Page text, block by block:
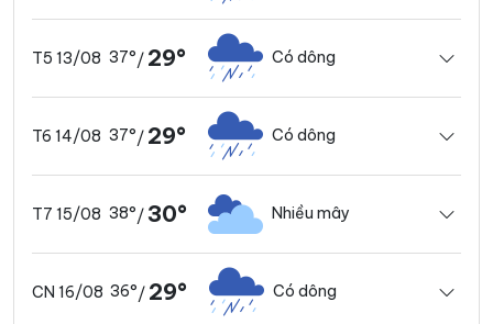
T5 13/08 37°/ 29° Có dông
T6 14/08 37°/ 29° Có dông
T7 15/08 38°/30° Nhiều mây
CN 16/08 36°/ 29° Có dông